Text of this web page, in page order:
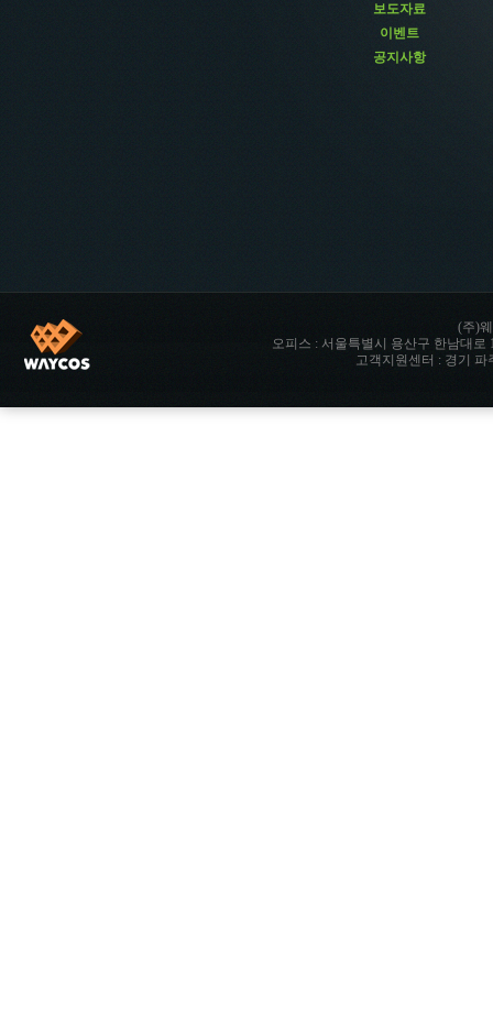
보도자료
이벤트
공지사항
(주)
오피스 : 서울특별시 용산구 한남대로
고객지원센터 : 경기 파